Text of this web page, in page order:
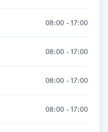
08:00 - 17:00
08:00 - 17:00
08:00 - 17:00
08:00 - 17:00